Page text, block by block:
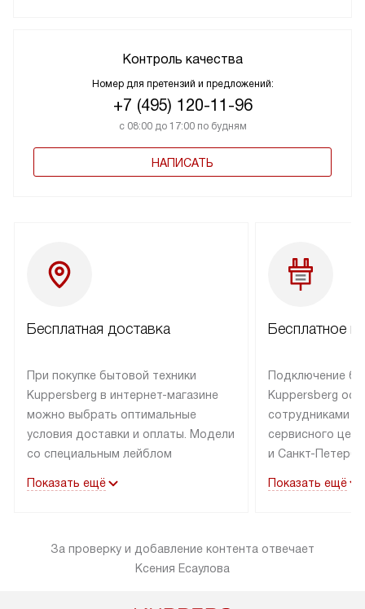
Контроль качества
Номер для претензий и предложений:
+7 (495) 120-11-96
с 08:00 до 17:00 по будням
НАПИСАТЬ
Бесплатная доставка
При покупке бытовой техники
Kuppersberg в интернет-магазине
можно выбрать оптимальные
условия доставки и оплаты. Модели
со специальным лейблом
в пределах МКАД до подъезда,
«в наличии» может быть отправлен
покупателю в течение трех дней.
Показать ещё
Бесплатное
Подключение
Kuppersberg
сотрудниками
сервисного
и Санкт-
подключается к
за пределы
Показать ещё
За проверку и добавление контента отвечает
Ксения Есаулова